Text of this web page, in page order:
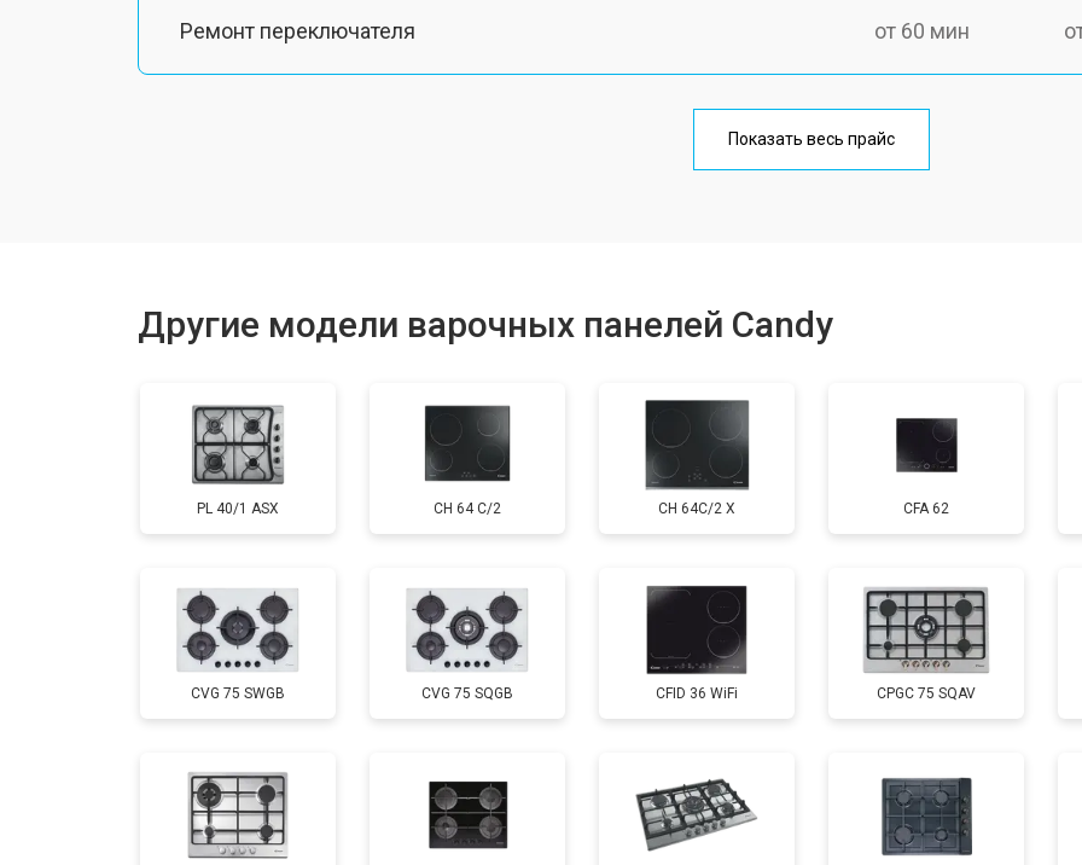
Ремонт переключателя от 60 мин
от 140 мин
Показать весь прайс
Другие модели варочных панелей Candy
PL 40/1 ASX CH 64 C/2 CH 64C/2 X CFA 62
CVG 75 SWGB CVG 75 SQGB CFID 36 WiFi CPGC 75 SQAV